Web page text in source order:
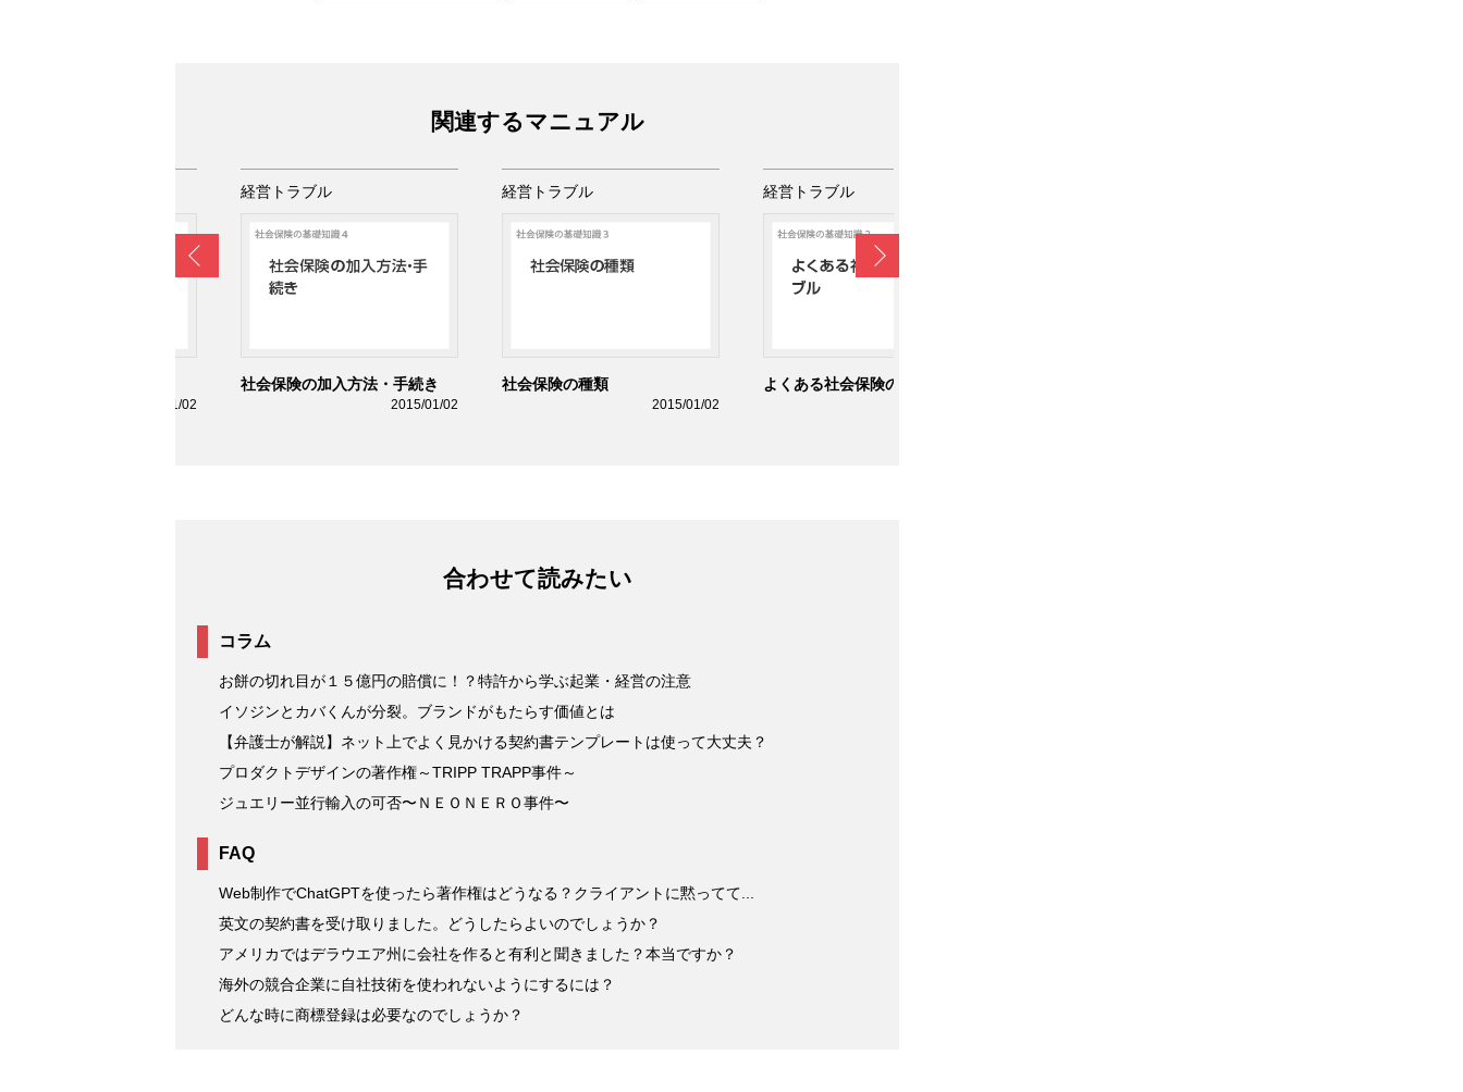
関連するマニュアル
2015/01/02
経営トラブル
社会保険の加入方法・手続き
2015/01/02
経営トラブル
社会保険の種類
2015/01/02
経営トラブル
よくある社会保険のトラブル
合わせて読みたい
コラム
お餅の切れ目が１５億円の賠償に！？特許から学ぶ起業・経営の注意
イソジンとカバくんが分裂。ブランドがもたらす価値とは
【弁護士が解説】ネット上でよく見かける契約書テンプレートは使って大丈夫？
プロダクトデザインの著作権～TRIPP TRAPP事件～
ジュエリー並行輸入の可否〜ＮＥＯＮＥＲＯ事件〜
FAQ
Web制作でChatGPTを使ったら著作権はどうなる？クライアントに黙ってて...
英文の契約書を受け取りました。どうしたらよいのでしょうか？
アメリカではデラウエア州に会社を作ると有利と聞きました？本当ですか？
海外の競合企業に自社技術を使われないようにするには？
どんな時に商標登録は必要なのでしょうか？